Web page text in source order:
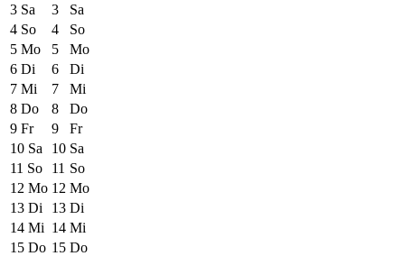
3 Sa 3
Sa
4 So 4
So
5 Mo 5
Mo
6 Di 6
Di
7 Mi 7
Mi
8 Do 8
Do
9 Fr 9
Fr
10 Sa 10 Sa
11 So 11 So
12 Mo 12 Mo
13 Di 13 Di
14 Mi 14 Mi
15 Do 15 Do